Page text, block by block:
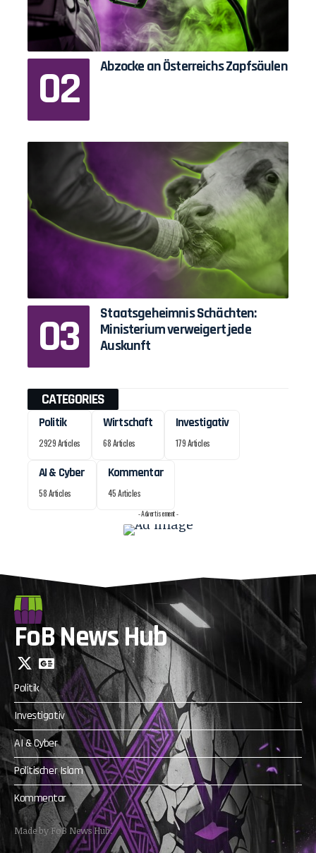
Abzocke an Österreichs Zapfsäulen
Staatsgeheimnis Schächten:
Ministerium verweigert jede
Auskunft
CATEGORIES
Politik
2929 Articles
Wirtschaft
68 Articles
Investigativ
179 Articles
AI & Cyber
58 Articles
Kommentar
45 Articles
- Advertisement -
FoB News Hub
Politik
Investigativ
AI & Cyber
Politischer Islam
Kommentar
Made by FoB News Hub.